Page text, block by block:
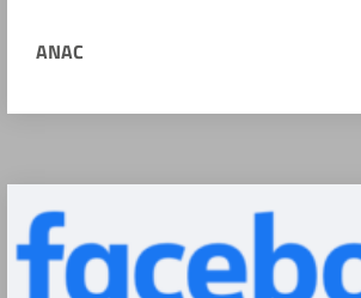
ANAC